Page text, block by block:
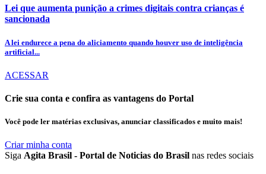
Lei que aumenta punição a crimes digitais contra crianças é
sancionada
A lei endurece a pena do aliciamento quando houver uso de inteligência
artificial...
ACESSAR
Crie sua conta e confira as vantagens do Portal
Você pode ler matérias exclusivas, anunciar classificados e muito mais!
Criar minha conta
Siga Agita Brasil - Portal de Noticias do Brasil nas redes sociais